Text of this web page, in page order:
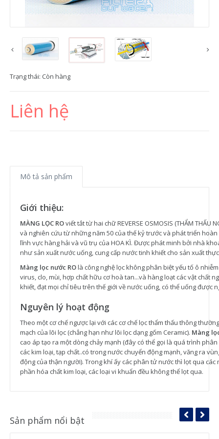
Trạng thái: Còn hàng
Liên hệ
Mô tả sản phẩm
Giới thiệu:
MÀNG LỌC ROviết tắt từ hai chữ REVERSE OSMOSIS (THẨM THẤU
và nghiên cứu từ những năm 50 của thế kỷ trước và phát triển
lĩnh vực hàng hải và vũ trụ của HOA KÌ. Được phát minh bởi nhà
như sản xuất nước uống, cung cấp nước tinh khiết cho sản xuất
Màng lọc nước ROlà công nghệ lọc không phân biệt yếu tố ô
virus, clo, mùi, hợp chất hữu cơ hoà tan...và hàng loạt các vật chất
khiết, đạt mọi chỉ tiêu trên thế giới về nước uống, có thể uống được
Nguyên lý hoạt động
Theo một cơ chế ngược lại với các cơ chế lọc thẩm thấu thông
mạch của lõi lọc (chẳng hạn như lõi lọc dạng gốm Ceramic). Màng
cao áp tạo ra một dòng chảy mạnh (đây có thể gọi là quá trình
các kim loại, tạp chất..có trong nước chuyển động mạnh, văng ra
động của thận người). Trong khí ấy các phân tử nước thì lọt qua
phần hóa chất kim loại, các loại vi khuẩn đều không thể lọt qua.
Sản phẩm nổi bật